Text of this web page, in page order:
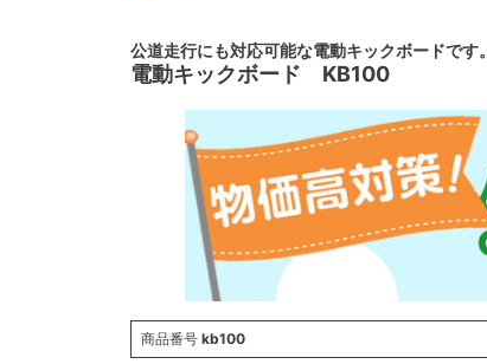
公道走行にも対応可能な電動キックボードです。
電動キックボード KB100
商品番号 kb100